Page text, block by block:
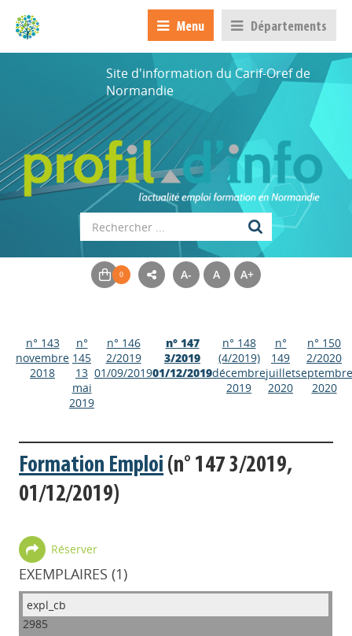
Menu Départements
Site d'information du Carif-Oref de
Normandie
A- A A+
n° 143
novembre
2018
n°
145
13
mai
2019
n° 146
2/2019
01/09/2019
n° 147
3/2019
01/12/2019
n° 148
(4/2019)
décembre
2019
n°
149
juillet
2020
n° 150
2/2020
septembre
2020
Formation Emploi (n° 147 3/2019,
01/12/2019)
Réserver
EXEMPLAIRES (1)
2985